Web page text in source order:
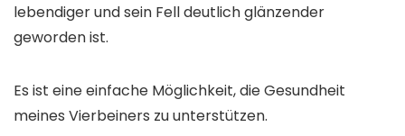
lebendiger und sein Fell deutlich glänzender
geworden ist.
Es ist eine einfache Möglichkeit, die Gesundheit
meines Vierbeiners zu unterstützen.